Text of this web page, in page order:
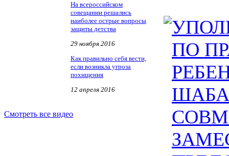
На всероссийском
совещании решались
наиболее острые вопросы
защиты детства
29 ноября 2016
Как правильно себя вести,
если возникла угроза
похищения
12 апреля 2016
Смотреть все видео
ПО